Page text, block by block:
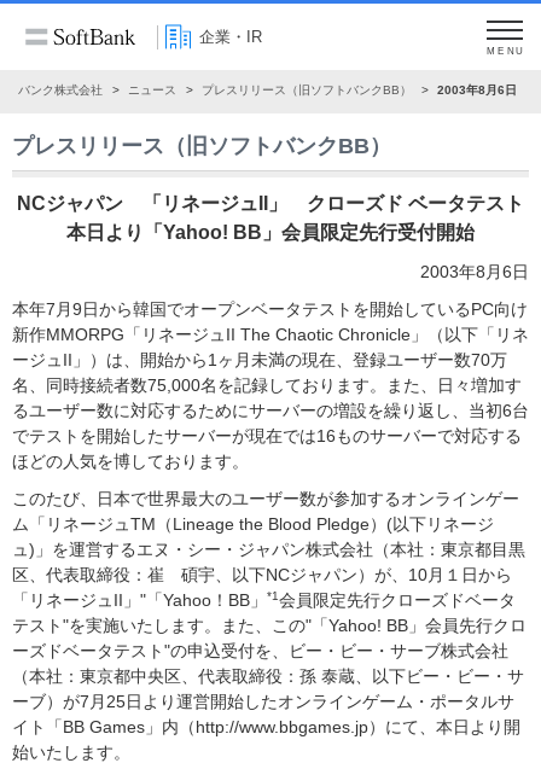
企業・IR
MENU
トバンク株式会社 ニュース プレスリリース（旧ソフトバンクBB） 2003年8月6日
プレスリリース（旧ソフトバンクBB）
NCジャパン 「リネージュII」 クローズド ベータテスト
本日より「Yahoo! BB」会員限定先行受付開始
2003年8月6日
本年7月9日から韓国でオープンベータテストを開始しているPC向け
新作MMORPG「リネージュII The Chaotic Chronicle」（以下「リネ
ージュII」）は、開始から1ヶ月未満の現在、登録ユーザー数70万
名、同時接続者数75,000名を記録しております。また、日々増加す
るユーザー数に対応するためにサーバーの増設を繰り返し、当初6台
でテストを開始したサーバーが現在では16ものサーバーで対応する
ほどの人気を博しております。
このたび、日本で世界最大のユーザー数が参加するオンラインゲー
ム「リネージュTM（Lineage the Blood Pledge）(以下リネージ
ュ)」を運営するエヌ・シー・ジャパン株式会社（本社：東京都目黒
区、代表取締役：崔 碩宇、以下NCジャパン）が、10月１日から
「リネージュII」"「Yahoo！BB」
*1会員限定先行クローズドベータ
テスト"を実施いたします。また、この"「Yahoo! BB」会員先行クロ
ーズドベータテスト"の申込受付を、ビー・ビー・サーブ株式会社
（本社：東京都中央区、代表取締役：孫 泰蔵、以下ビー・ビー・サ
ーブ）が7月25日より運営開始したオンラインゲーム・ポータルサ
イト「BB Games」内（http://www.bbgames.jp）にて、本日より開
始いたします。